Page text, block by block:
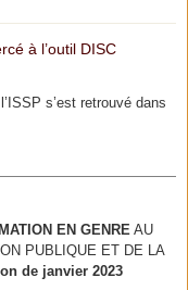
à l’outil DISC
s’est retrouvé dans
EN GENRE AU
PUBLIQUE ET DE LA
de janvier 2023